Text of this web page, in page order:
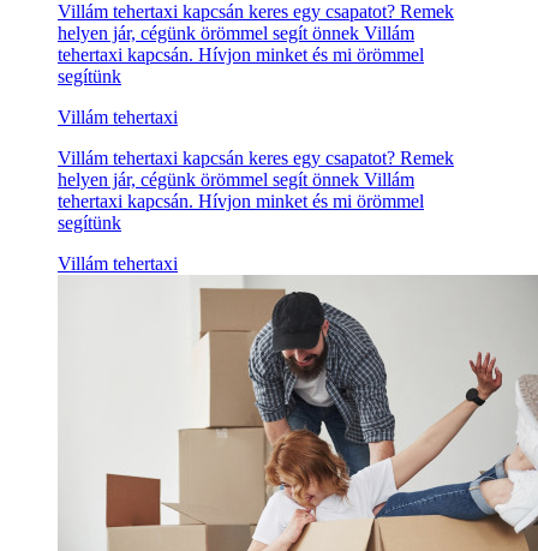
Villám tehertaxi kapcsán keres egy csapatot? Remek
helyen jár, cégünk örömmel segít önnek Villám
tehertaxi kapcsán. Hívjon minket és mi örömmel
segítünk
Villám tehertaxi
Villám tehertaxi kapcsán keres egy csapatot? Remek
helyen jár, cégünk örömmel segít önnek Villám
tehertaxi kapcsán. Hívjon minket és mi örömmel
segítünk
Villám tehertaxi